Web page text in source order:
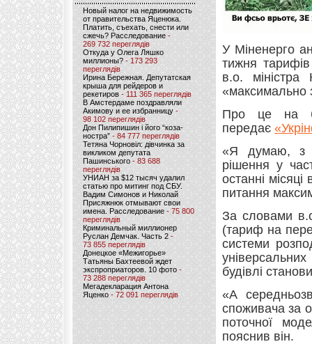
Новый налог на недвижимость
от правительства Яценюка.
Платить, съехать, снести или
сжечь? Расследование-
269 732 переглядів
Откуда у Олега Ляшко
миллионы? - 173 293
переглядів
Ирина Бережная. Депутатская
крыша для рейдеров и
рекетиров - 111 365 переглядів
В Амстердаме поздравляли
Акимову и ее избранницу -
98 102 переглядів
Дон Пилипишин і його “коза-
ностра” - 84 777 переглядів
Тетяна Чорновіл: дівчинка за
викликом депутата
Пашинського- 83 688
переглядів
УНИАН за $12 тысяч удалил
статью про митинг под СБУ.
Вадим Симонов и Николай
Присяжнюк отмывают свои
имена. Расследование - 75 800
переглядів
Криминальный миллионер
Руслан Демчак. Часть 2-
73 855 переглядів
Донецкое «Межигорье»
Татьяны Бахтеевой ждет
экспроприаторов. 10 фото -
73 288 переглядів
Мегадекларация Антона
Яценко - 72 091 переглядів
У Міненерго
тижня
в.о.
«максимально
Про це на
передає
«Я думаю, з
рішення у
останні
питання
За словами
(тариф на
системи
будівлі
«А
споживача за
поточної
пояснив він.